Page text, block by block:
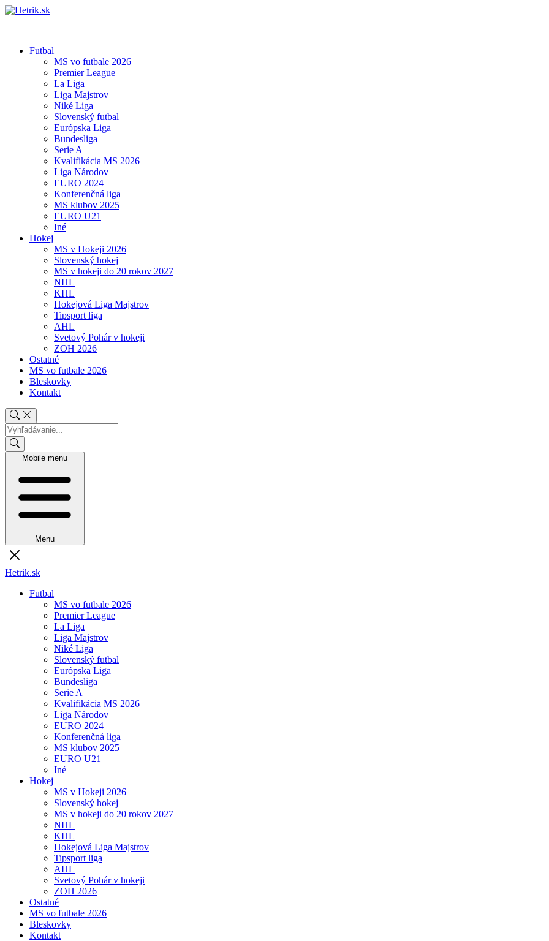
Futbal
MS vo futbale 2026
Premier League
La Liga
Liga Majstrov
Niké Liga
Slovenský futbal
Európska Liga
Bundesliga
Serie A
Kvalifikácia MS 2026
Liga Národov
EURO 2024
Konferenčná liga
MS klubov 2025
EURO U21
Iné
Hokej
MS v Hokeji 2026
Slovenský hokej
MS v hokeji do 20 rokov 2027
NHL
KHL
Hokejová Liga Majstrov
Tipsport liga
AHL
Svetový Pohár v hokeji
ZOH 2026
Ostatné
MS vo futbale 2026
Bleskovky
Kontakt
Mobile menu
Menu
Hetrik.sk
Futbal
MS vo futbale 2026
Premier League
La Liga
Liga Majstrov
Niké Liga
Slovenský futbal
Európska Liga
Bundesliga
Serie A
Kvalifikácia MS 2026
Liga Národov
EURO 2024
Konferenčná liga
MS klubov 2025
EURO U21
Iné
Hokej
MS v Hokeji 2026
Slovenský hokej
MS v hokeji do 20 rokov 2027
NHL
KHL
Hokejová Liga Majstrov
Tipsport liga
AHL
Svetový Pohár v hokeji
ZOH 2026
Ostatné
MS vo futbale 2026
Bleskovky
Kontakt